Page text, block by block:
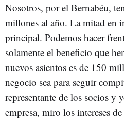
Nosotros, por el Bernabéu,
millones al año. La mitad en
principal. Podemos hacer
solamente el beneficio que
nuevos asientos es de 150
negocio sea para seguir
representante de los socios y
empresa, miro los intereses